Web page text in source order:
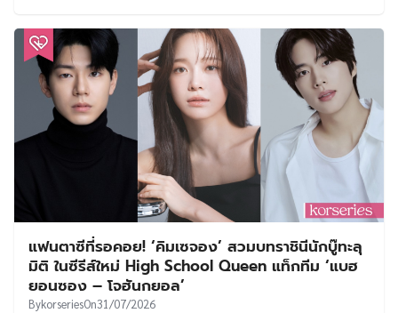
แฟนตาซีที่รอคอย! ‘คิมเซจอง’ สวมบทราชินีนักบู๊ทะลุ
มิติ ในซีรีส์ใหม่ High School Queen แท็กทีม ‘แบฮ
ยอนซอง – โจฮันกยอล’
BykorseriesOn31/07/2026